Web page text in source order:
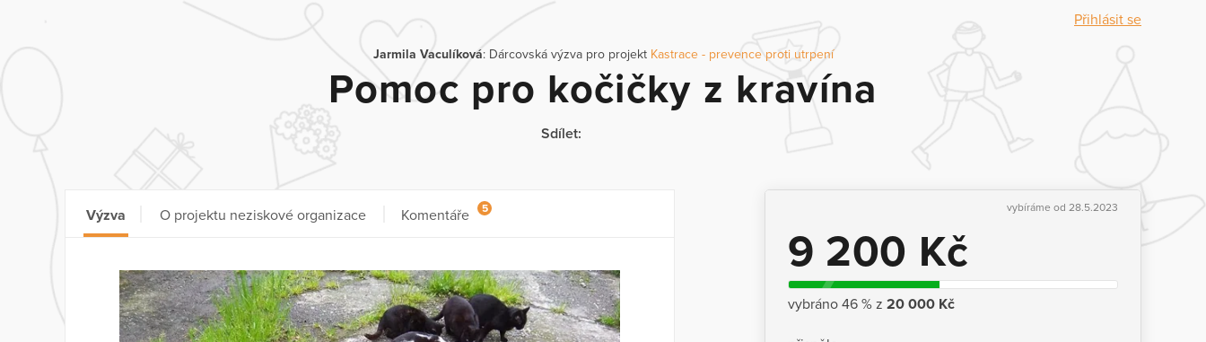
Přihlásit se
Jarmila Vaculíková: Dárcovská výzva pro projekt Kastrace - prevence proti utrpení
Pomoc pro kočičky z kravína
Sdílet:
vybíráme od 28.5.2023
9 200 Kč
vybráno 46 % z 20 000 Kč
Výzva O projektu neziskové organizace Komentáře 5